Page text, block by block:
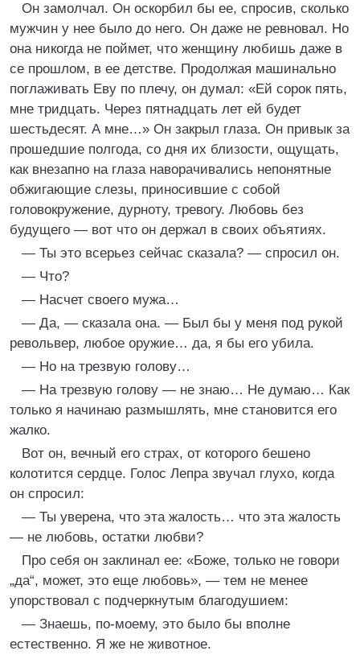
Он замолчал. Он оскорбил бы ее, спросив, сколько
мужчин у нее было до него. Он даже не ревновал. Но
она никогда не поймет, что женщину любишь даже в
се прошлом, в ее детстве. Продолжая машинально
поглаживать Еву по плечу, он думал: «Ей сорок пять,
мне тридцать. Через пятнадцать лет ей будет
шестьдесят. А мне…» Он закрыл глаза. Он привык за
прошедшие полгода, со дня их близости, ощущать,
как внезапно на глаза наворачивались непонятные
обжигающие слезы, приносившие с собой
головокружение, дурноту, тревогу. Любовь без
будущего — вот что он держал в своих объятиях.
— Ты это всерьез сейчас сказала? — спросил он.
— Что?
— Насчет своего мужа…
— Да, — сказала она. — Был бы у меня под рукой
револьвер, любое оружие… да, я бы его убила.
— Но на трезвую голову…
— На трезвую голову — не знаю… Не думаю… Как
только я начинаю размышлять, мне становится его
жалко.
Вот он, вечный его страх, от которого бешено
колотится сердце. Голос Лепра звучал глухо, когда
он спросил:
— Ты уверена, что эта жалость… что эта жалость
— не любовь, остатки любви?
Про себя он заклинал ее: «Боже, только не говори
„да“, может, это еще любовь», — тем не менее
упорствовал с подчеркнутым благодушием:
— Знаешь, по-моему, это было бы вполне
естественно. Я же не животное.